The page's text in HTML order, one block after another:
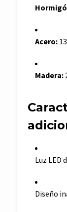
Acero:
Madera:
Luz LED
Diseño